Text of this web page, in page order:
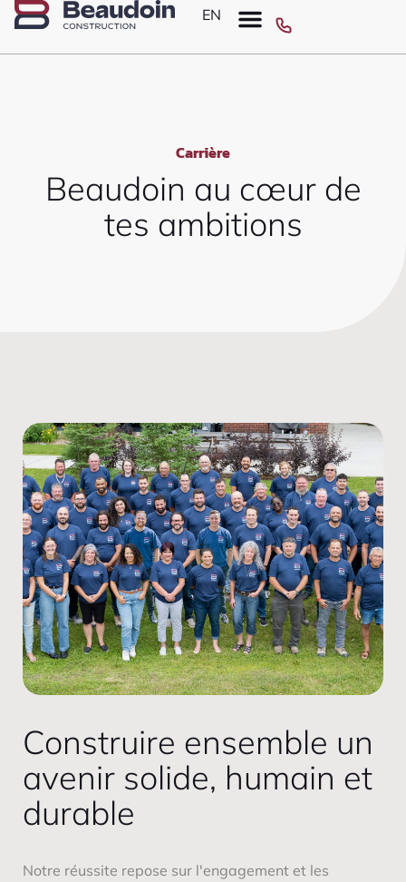
EN
Carrière
Beaudoin au cœur de
tes ambitions
Construire ensemble un
avenir solide, humain et
durable
Notre réussite repose sur l'engagement et les